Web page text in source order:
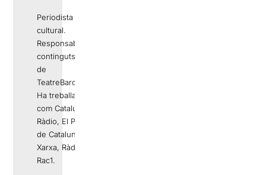
Periodista i gestor
cultural.
Responsable de
continguts editorials
de
TeatreBarcelona.com
Ha treballat a mitjans
com Catalunya
Ràdio, El Periódico
de Catalunya, La
Xarxa, Ràdio 4 o
Rac1.